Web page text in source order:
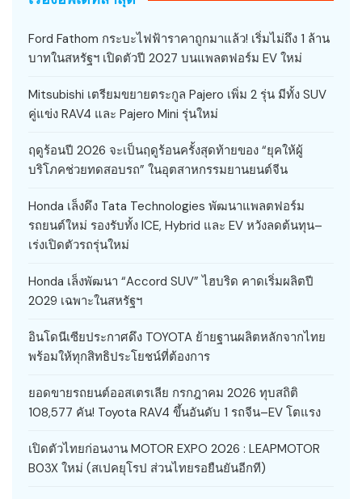
Ford Fathom กระบะไฟฟ้าราคาถูกมาแล้ว! เริ่มไม่ถึง 1 ล้าน
บาทในสหรัฐฯ เปิดตัวปี 2027 บนแพลตฟอร์ม EV ใหม่
Mitsubishi เตรียมขยายตระกูล Pajero เพิ่ม 2 รุ่น มีทั้ง SUV
คู่แข่ง RAV4 และ Pajero Mini รุ่นใหม่
ฤดูร้อนปี 2026 จะเป็นฤดูร้อนครั้งสุดท้ายของ “ยุคให้ผู้
บริโภคช่วยทดสอบรถ” ในอุตสาหกรรมยานยนต์จีน
Honda เล็งดึง Tata Technologies พัฒนาแพลตฟอร์ม
รถยนต์ใหม่ รองรับทั้ง ICE, Hybrid และ EV หวังลดต้นทุน–
เร่งเปิดตัวรถรุ่นใหม่
Honda เล็งพัฒนา “Accord SUV” ไฮบริด คาดเริ่มผลิตปี
2029 เฉพาะในสหรัฐฯ
อินโดนีเซียประกาศดึง TOYOTA ย้ายฐานผลิตหลักจากไทย
พร้อมให้ทุกสิทธิประโยชน์ที่ต้องการ
ยอดขายรถยนต์ออสเตรเลีย กรกฎาคม 2026 ทุบสถิติ
108,577 คัน! Toyota RAV4 ขึ้นอันดับ 1 รถจีน–EV โตแรง
เปิดตัวไทยก่อนงาน MOTOR EXPO 2026 : LEAPMOTOR
B03X ใหม่ (สเปคยุโรป ส่วนไทยรอยืนยันอีกที)